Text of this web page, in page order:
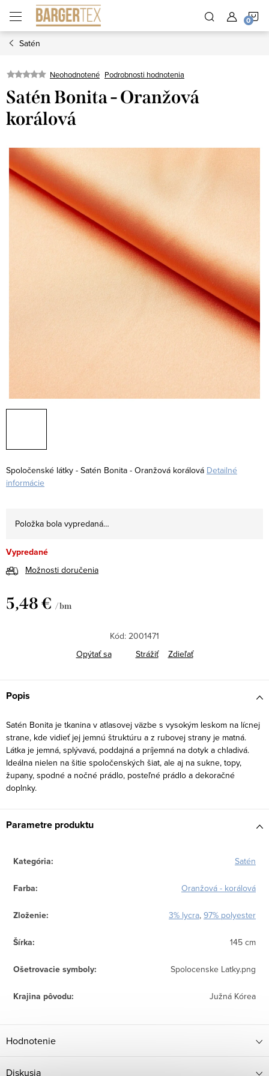
obsah
Satén
Neohodnotené Podrobnosti hodnotenia
Satén Bonita - Oranžová
korálová
Spoločenské látky - Satén Bonita - Oranžová korálová Detailné
informácie
Položka bola vypredaná…
Vypredané
Možnosti doručenia
5,48 € / bm
Kód: 2001471
Opýtať sa
Strážiť Zdieľať
Popis
Satén Bonita je tkanina v atlasovej väzbe s vysokým leskom na lícnej
strane, kde vidieť jej jemnú štruktúru a z rubovej strany je matná.
Látka je jemná, splývavá, poddajná a príjemná na dotyk a chladivá.
Ideálna nielen na šitie spoločenských šiat, ale aj na sukne, topy,
župany, spodné a nočné prádlo, posteľné prádlo a dekoračné
doplnky.
Parametre produktu
Kategória: Satén
Farba: Oranžová - korálová
Zloženie: 3% lycra, 97% polyester
Šírka: 145 cm
Ošetrovacie symboly: Spolocenske Latky.png
Krajina pôvodu: Južná Kórea
Hodnotenie
Diskusia